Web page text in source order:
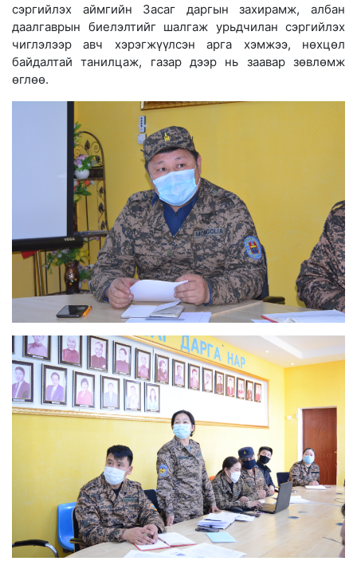
сэргийлэх аймгийн Засаг даргын захирамж, албан
даалгаврын биелэлтийг шалгаж урьдчилан сэргийлэх
чиглэлээр авч хэрэгжүүлсэн арга хэмжээ, нөхцөл
байдалтай танилцаж, газар дээр нь заавар зөвлөмж
өглөө.